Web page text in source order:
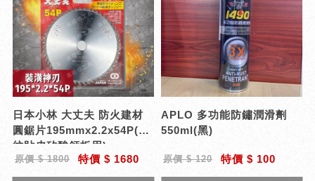
日本小林 大丈夫 防火建材
圓鋸片195mmx2.2x54P(木
紋貼皮矽酸鈣板用)
原價 $ 1800 特價 $ 1680
APLO 多功能防鏽潤滑劑
550ml(黑)
原價 $ 120 特價 $ 100